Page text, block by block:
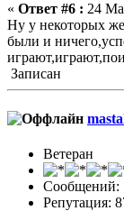
« Ответ #6 : 24
Ну у некоторых
были и
Записан
Ветеран
Сообщений:
Репутация: